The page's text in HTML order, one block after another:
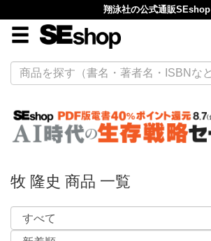
翔泳社の公式通販SEshop
牧 隆史 商品 一覧